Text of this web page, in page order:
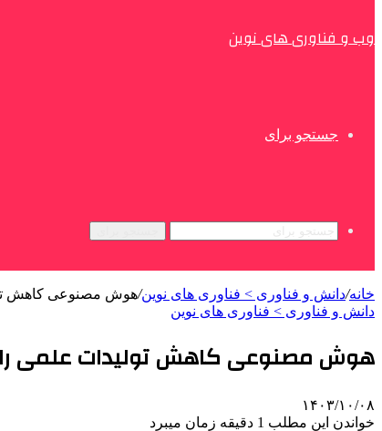
وب و فناوری های نوین
جستجو برای
خانه/دانش و فناوری > فناوری های نوین/هوش مصنوعی کاهش
دانش و فناوری > فناوری های نوین
هوش مصنوعی کاهش تولیدات علمی را
۱۴۰۳/۱۰/۰۸
خواندن این مطلب 1 دقیقه زمان میبرد